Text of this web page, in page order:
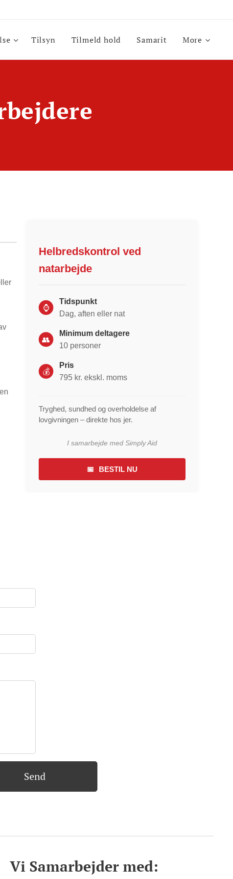
Tilsyn Tilmeld hold Samarit More
Helbredskontrol ved
natarbejde
⌚
Tidspunkt
Dag, aften eller nat
👥
Minimum deltagere
10 personer
💰
Pris
795 kr. ekskl. moms
Tryghed, sundhed og overholdelse af
lovgivningen – direkte hos jer.
I samarbejde med Simply Aid
📅 BESTIL NU
Send
Vi Samarbejder med: